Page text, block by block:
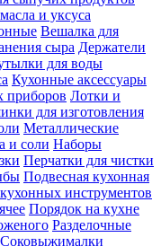
и уксуса
Вешалка для
сыра Держатели
для воды
Кухонные аксессуары
приборов Лотки и
для изготовления
Металлические
и соли Наборы
Перчатки для чистки
Подвесная кухонная
инструментов
Порядок на кухне
Разделочные
Соковыжималки